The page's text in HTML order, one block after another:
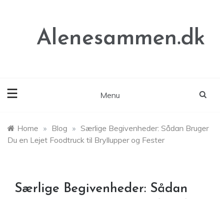
Alenesammen.dk
Menu
Home » Blog » Særlige Begivenheder: Sådan Bruger
Du en Lejet Foodtruck til Bryllupper og Fester
Særlige Begivenheder: Sådan